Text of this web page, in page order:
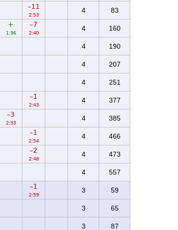
–11
2:53
4 83
+
1:36
–7
2:40
4 160
4 190
4 207
4 251
–1
2:43
4 377
–3
2:33
4 385
–1
2:54
4 466
–2
2:48
4 473
4 557
–1
2:59
3 59
3 65
3 87